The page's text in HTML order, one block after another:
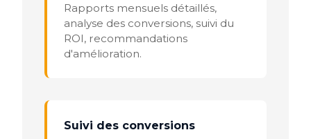
Rapports mensuels détaillés,
analyse des conversions, suivi du
ROI, recommandations
d'amélioration.
Suivi des conversions